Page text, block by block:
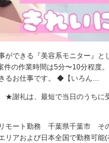
ができる『美容系モニター』と
件の作業時間は5分〜10分程度
るお仕事です。 ◆【いろん…
謝礼は、最短で当日のうちに
モート勤務 千葉県千葉市 そ
リアおよび日本全国で勤務可能(